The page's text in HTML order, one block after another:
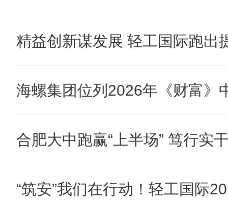
精益创新谋发展 轻工国际跑出
海螺集团位列2026年《财富》
合肥大中跑赢“上半场” 笃行实
“筑安”我们在行动！轻工国际